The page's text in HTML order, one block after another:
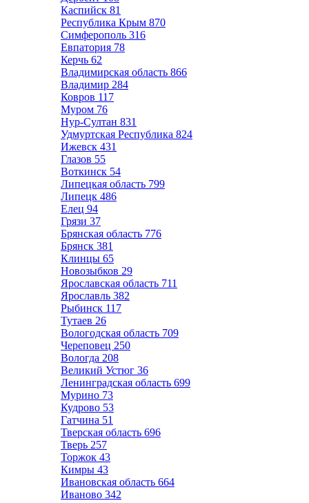
Каспийск 81
Республика Крым 870
Симферополь 316
Евпатория 78
Керчь 62
Владимирская область 866
Владимир 284
Ковров 117
Муром 76
Нур-Султан 831
Удмуртская Республика 824
Ижевск 431
Глазов 55
Воткинск 54
Липецкая область 799
Липецк 486
Елец 94
Грязи 37
Брянская область 776
Брянск 381
Клинцы 65
Новозыбков 29
Ярославская область 711
Ярославль 382
Рыбинск 117
Тутаев 26
Вологодская область 709
Череповец 250
Вологда 208
Великий Устюг 36
Ленинградская область 699
Мурино 73
Кудрово 53
Гатчина 51
Тверская область 696
Тверь 257
Торжок 43
Кимры 43
Ивановская область 664
Иваново 342